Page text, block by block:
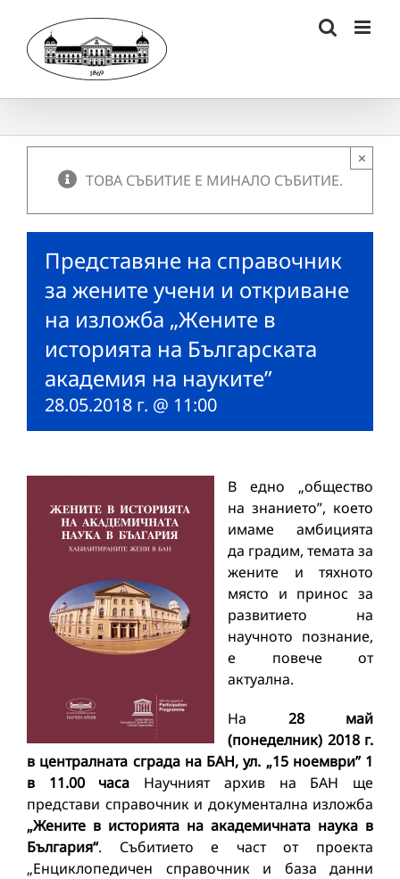
content
ТОВА СЪБИТИЕ Е МИНАЛО СЪБИТИЕ.
×
Представяне на справочник
за жените учени и откриване
на изложба „Жените в
историята на Българската
академия на науките”
28.05.2018 г. @ 11:00
В едно „общество
на знанието”, което
имаме амбицията
да градим, темата за
жените и тяхното
място и принос за
развитието на
научното познание,
е повече от
актуална.
На 28 май
(понеделник) 2018 г.
в централната сграда на БАН, ул. „15 ноември” 1
в 11.00 часа Научният архив на БАН ще
представи справочник и документална изложба
„Жените в историята на академичната наука в
България“. Събитието е част от проекта
„Енциклопедичен справочник и база данни